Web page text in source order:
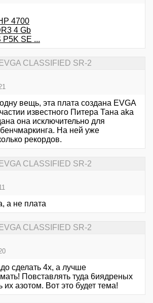
4700
4 Gb
P5K SE ...
CLASSIFIED SR-2
вещь, эта плата создана EVGA
известного Питера Тана aka
она исключительно для
На ней уже
рекордов.
CLASSIFIED SR-2
а не плата
CLASSIFIED SR-2
сделать 4х, а лучше
Повставлять туда 6иядреных
их азотом. Вот это будет тема!